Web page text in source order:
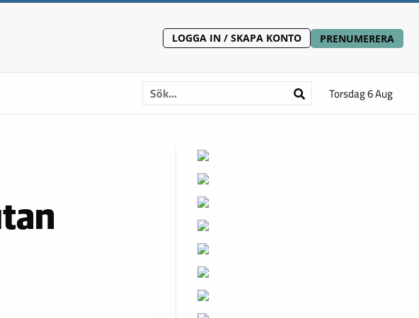
LOGGA IN / SKAPA KONTO PRENUMERERA
Torsdag 6 Aug